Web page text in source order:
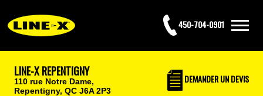
450-704-0901
LINE-X REPENTIGNY
110 rue Notre Dame,
Repentigny, QC J6A 2P3
DEMANDER UN DEVIS